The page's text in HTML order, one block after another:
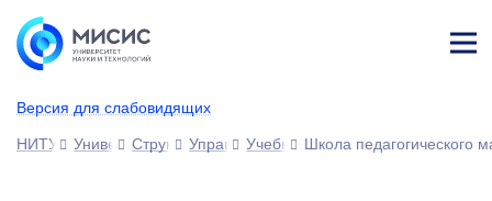
Версия для слабовидящих
ине
НИТУ МИСИСУниверситетСтруктура университета
УправленияУчебно-методическое
Школа педагогического